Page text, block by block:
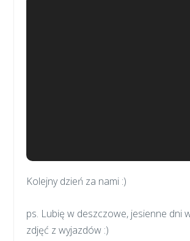
Kolejny dzień za nami :)
ps. Lubię w deszczowe, jesienne dni
zdjęć z wyjazdów :)